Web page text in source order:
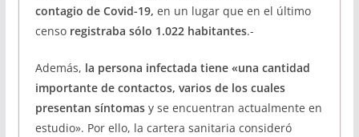
contagio de Covid-19, en un lugar que en el último
censoregistraba sólo 1.022 habitantes.-
Además, la persona infectada tiene «una cantidad
importante de contactos, varios de los cuales
presentan síntomas y se encuentran actualmente en
estudio». Por ello, la cartera sanitaria consideró